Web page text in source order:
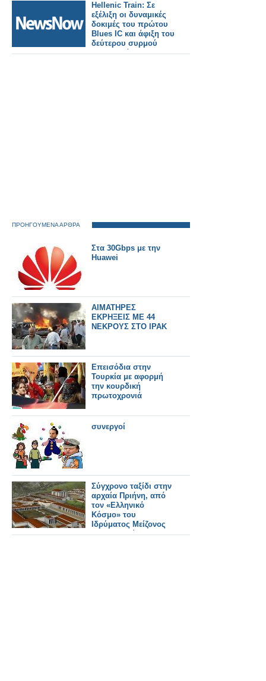
Hellenic Train: Σε
εξέλιξη οι δυναμικές
δοκιμές του πρώτου
Blues IC και άφιξη του
δεύτερου συρμού
στην Ελλάδα.
ΠΡΟΗΓΟΥΜΕΝΑ ΑΡΘΡΑ
Στα 30Gbps με την
Huawei
ΑΙΜΑΤΗΡΕΣ
ΕΚΡΗΞΕΙΣ ΜΕ 44
ΝΕΚΡΟΥΣ ΣΤΟ ΙΡΑΚ
Επεισόδια στην
Τουρκία με αφορμή
την κουρδική
πρωτοχρονιά
συνεργοί
Σύγχρονο ταξίδι στην
αρχαία Πριήνη, από
τον «Ελληνικό
Κόσμο» του
Ιδρύματος Μείζονος
Ελληνισμού